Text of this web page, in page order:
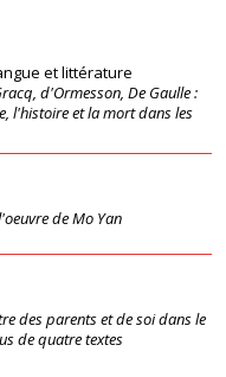
et littérature
d'Ormesson, De Gaulle :
l'histoire et la mort dans les
de Mo Yan
des parents et de soi dans le
de quatre textes